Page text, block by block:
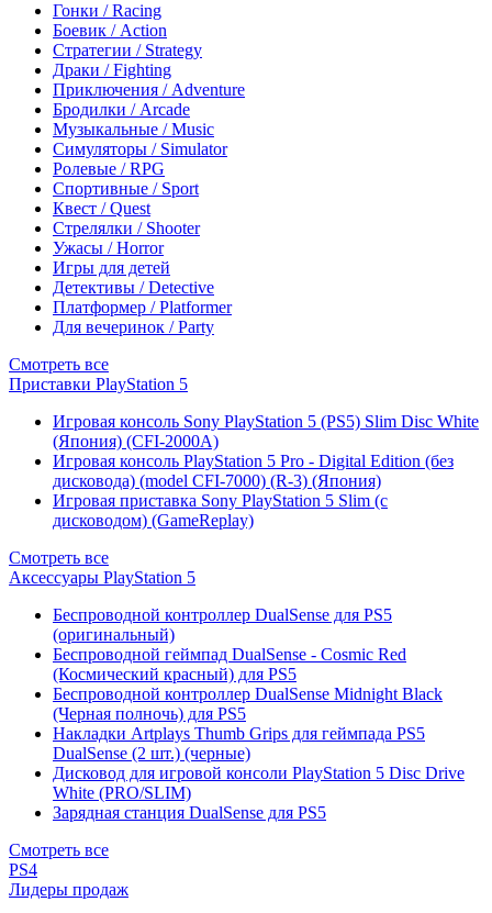
Гонки / Racing
Боевик / Action
Стратегии / Strategy
Драки / Fighting
Приключения / Adventure
Бродилки / Arcade
Музыкальные / Music
Симуляторы / Simulator
Ролевые / RPG
Спортивные / Sport
Квест / Quest
Стрелялки / Shooter
Ужасы / Horror
Игры для детей
Детективы / Detective
Платформер / Platformer
Для вечеринок / Party
Смотреть все
Приставки PlayStation 5
Игровая консоль Sony PlayStation 5 (PS5) Slim Disc White
(Япония) (CFI-2000A)
Игровая консоль PlayStation 5 Pro - Digital Edition (без
дисковода) (model CFI-7000) (R-3) (Япония)
Игровая приставка Sony PlayStation 5 Slim (с
дисководом) (GameReplay)
Смотреть все
Аксессуары PlayStation 5
Беспроводной контроллер DualSense для PS5
(оригинальный)
Беспроводной геймпад DualSense - Cosmic Red
(Космический красный) для PS5
Беспроводной контроллер DualSense Midnight Black
(Черная полночь) для PS5
Накладки Artplays Thumb Grips для геймпада PS5
DualSense (2 шт.) (черные)
Дисковод для игровой консоли PlayStation 5 Disc Drive
White (PRO/SLIM)
Зарядная станция DualSense для PS5
Смотреть все
PS4
Лидеры продаж